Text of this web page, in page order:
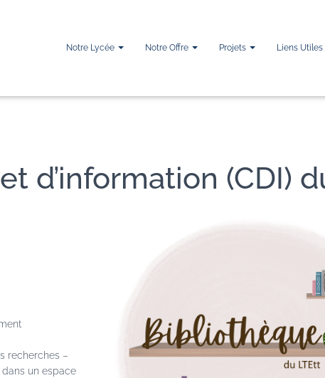
Notre Lycée Notre Offre Projets Liens Utiles
d’information (CDI)
recherches –
un espace